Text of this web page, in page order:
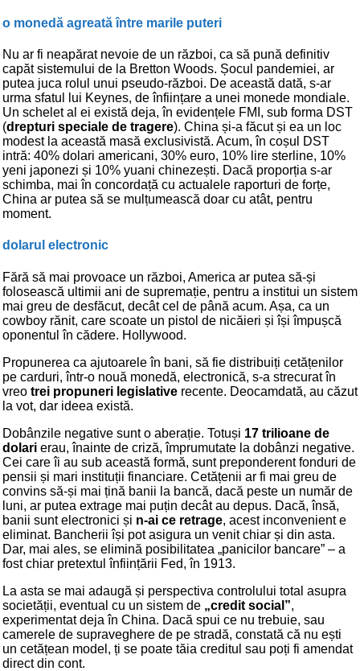
o monedă agreată între marile puteri
Nu ar fi neapărat nevoie de un război, ca să pună definitiv
capăt sistemului de la Bretton Woods. Șocul pandemiei, ar
putea juca rolul unui pseudo-război. De această dată, s-ar
urma sfatul lui Keynes, de înființare a unei monede mondiale.
Un schelet al ei există deja, în evidențele FMI, sub forma DST
(drepturi speciale de tragere). China și-a făcut și ea un loc
modest la această masă exclusivistă. Acum, în coșul DST
intră: 40% dolari americani, 30% euro, 10% lire sterline, 10%
yeni japonezi și 10% yuani chinezești. Dacă proporția s-ar
schimba, mai în concordață cu actualele raporturi de forțe,
China ar putea să se mulțumească doar cu atât, pentru
moment.
dolarul electronic
Fără să mai provoace un război, America ar putea să-și
folosească ultimii ani de supremație, pentru a institui un sistem
mai greu de desfăcut, decât cel de până acum. Așa, ca un
cowboy rănit, care scoate un pistol de nicăieri și își împușcă
oponentul în cădere. Hollywood.
Propunerea ca ajutoarele în bani, să fie distribuiți cetățenilor
pe carduri, într-o nouă monedă, electronică, s-a strecurat în
vreo trei propuneri legislative recente. Deocamdată, au căzut
la vot, dar ideea există.
Dobânzile negative sunt o aberație. Totuși 17 trilioane de
dolari erau, înainte de criză, împrumutate la dobânzi negative.
Cei care îi au sub această formă, sunt preponderent fonduri de
pensii și mari instituții financiare. Cetățenii ar fi mai greu de
convins să-și mai țină banii la bancă, dacă peste un număr de
luni, ar putea extrage mai puțin decât au depus. Dacă, însă,
banii sunt electronici și n-ai ce retrage, acest inconvenient e
eliminat. Bancherii își pot asigura un venit chiar și din asta.
Dar, mai ales, se elimină posibilitatea „panicilor bancare” – a
fost chiar pretextul înființării Fed, în 1913.
La asta se mai adaugă și perspectiva controlului total asupra
societății, eventual cu un sistem de „credit social”,
experimentat deja în China. Dacă spui ce nu trebuie, sau
camerele de supraveghere de pe stradă, constată că nu ești
un cetățean model, ți se poate tăia creditul sau poți fi amendat
direct din cont.